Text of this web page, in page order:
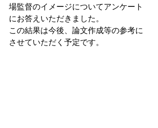
場監督のイメージについてアンケート
にお答えいただきました。
この結果は今後、論文作成等の参考に
させていただく予定です。